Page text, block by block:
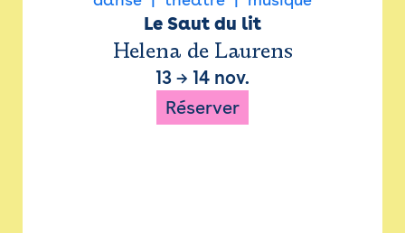
Le Saut du lit
Helena de Laurens
13 → 14 nov.
Réserver